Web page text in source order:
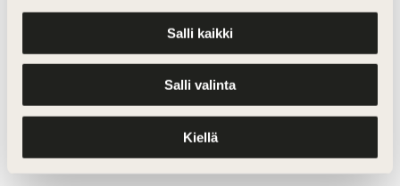
Salli kaikki
Salli valinta
Kiellä